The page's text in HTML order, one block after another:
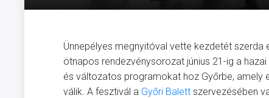
Ünnepélyes megnyitóval vette kezdetét szerda
ötnapos rendezvénysorozat június 21-ig a
és változatos programokat hoz Győrbe,
válik. A fesztivál a Győri Balett szervezésében